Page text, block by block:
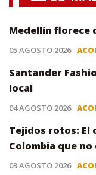
Medellín florece
05 AGOSTO 2026
Santander
local
04 AGOSTO 2026
Tejidos rotos: El
Colombia que
03 AGOSTO 2026